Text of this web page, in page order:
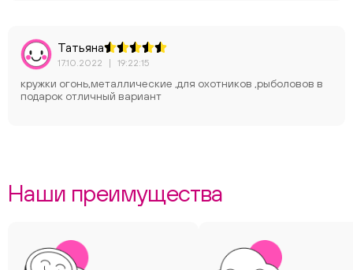
Татьяна
17.10.2022 | 19:22:15
кружки огонь,металлические ,для охотников ,рыболовов в
подарок отличный вариант
Наши преимущества